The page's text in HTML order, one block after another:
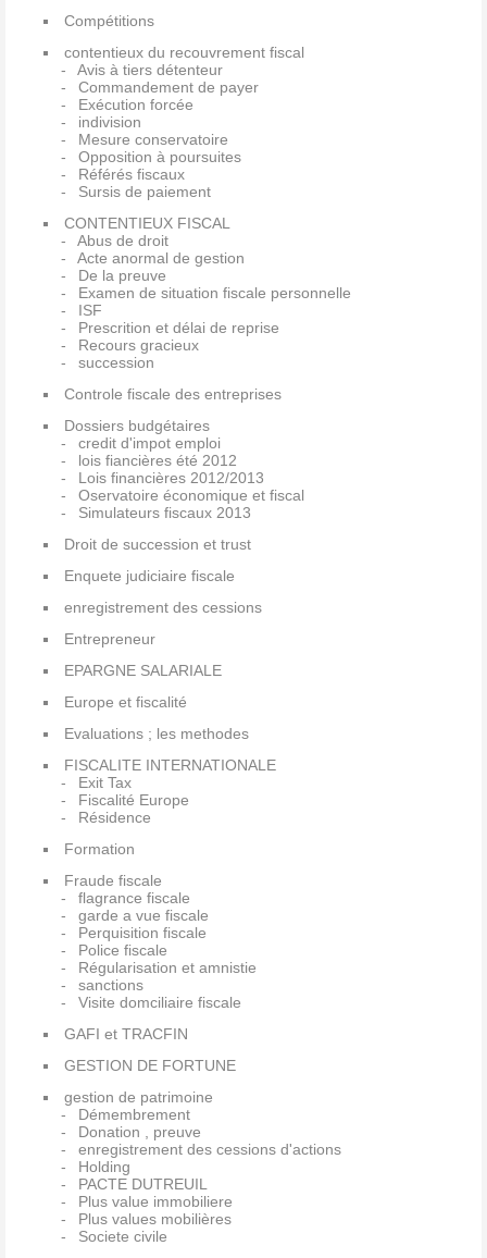
Compétitions
contentieux du recouvrement fiscal
Avis à tiers détenteur
Commandement de payer
Exécution forcée
indivision
Mesure conservatoire
Opposition à poursuites
Référés fiscaux
Sursis de paiement
CONTENTIEUX FISCAL
Abus de droit
Acte anormal de gestion
De la preuve
Examen de situation fiscale personnelle
ISF
Prescrition et délai de reprise
Recours gracieux
succession
Controle fiscale des entreprises
Dossiers budgétaires
credit d'impot emploi
lois fiancières été 2012
Lois financières 2012/2013
Oservatoire économique et fiscal
Simulateurs fiscaux 2013
Droit de succession et trust
Enquete judiciaire fiscale
enregistrement des cessions
Entrepreneur
EPARGNE SALARIALE
Europe et fiscalité
Evaluations ; les methodes
FISCALITE INTERNATIONALE
Exit Tax
Fiscalité Europe
Résidence
Formation
Fraude fiscale
flagrance fiscale
garde a vue fiscale
Perquisition fiscale
Police fiscale
Régularisation et amnistie
sanctions
Visite domciliaire fiscale
GAFI et TRACFIN
GESTION DE FORTUNE
gestion de patrimoine
Démembrement
Donation , preuve
enregistrement des cessions d'actions
Holding
PACTE DUTREUIL
Plus value immobiliere
Plus values mobilières
Societe civile